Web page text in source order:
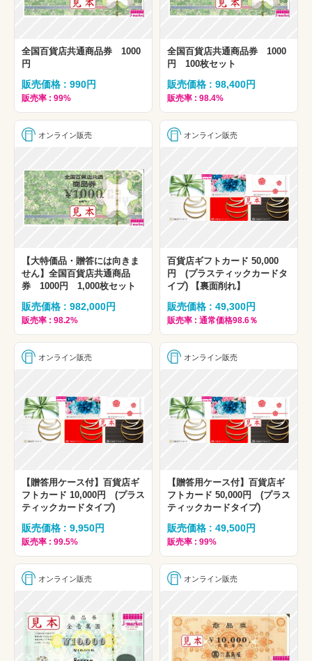
全国百貨店共通商品券 1000
円
販売価格 : 990円
販売率 : 99%
全国百貨店共通商品券 1000
円 100枚セット
販売価格 : 98,400円
販売率 : 98.4%
オンライン販売
【大特価品・贈答には向きま
せん】全国百貨店共通商品
券 1000円 1,000枚セット
販売価格 : 982,000円
販売率 : 98.2%
オンライン販売
百貨店ギフトカード 50,000
円 (プラスティックカードタ
イプ) 【裏面削れ】
販売価格 : 49,300円
販売率 : 通常価格98.6％
オンライン販売
【贈答用ケース付】百貨店ギ
フトカード 10,000円 (プラス
ティックカードタイプ)
販売価格 : 9,950円
販売率 : 99.5%
オンライン販売
【贈答用ケース付】百貨店ギ
フトカード 50,000円 (プラス
ティックカードタイプ)
販売価格 : 49,500円
販売率 : 99%
オンライン販売 オンライン販売